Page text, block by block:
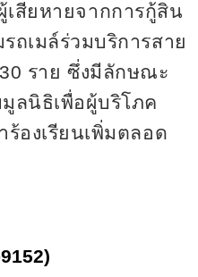
หายจากการกู้สิน
ถเมล์ร่วมบริการสาย
30 ราย ซึ่งมีลักษณะ
ลนิธิเพื่อผู้บริโภค
ร้องเรียนเพิ่มตลอด